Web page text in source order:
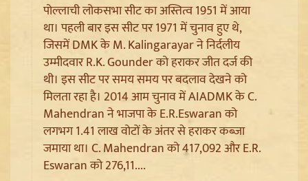
Sanjay Raut on Ram Mandir: 'राम के नाम पर लूट हो रही',
चढ़ावा चोरी के मुद्दे पर Shiv Sena UBT का हमला
पोल्लाची लोकसभा सीट का अस्तित्व 1951 में आया
था। पहली बार इस सीट पर 1971 में चुनाव हुए थे,
जिसमें DMK के M. Kalingarayar ने निर्दलीय
उम्मीदवार R.K. Gounder को हराकर जीत दर्ज की
थी। इस सीट पर समय समय पर बदलाव देखने को
मिलता रहा है। 2014 आम चुनाव में AIADMK के C.
Mahendran ने भाजपा के E.R.Eswaran को
लगभग 1.41 लाख वोटों के अंतर से हराकर कब्जा
जमाया था। C. Mahendran को 417,092 और E.R.
Eswaran को 276,11....